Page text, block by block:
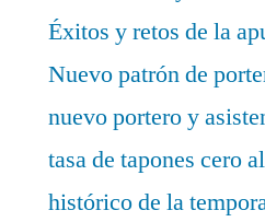
Éxitos y retos de la
Nuevo patrón de
nuevo portero y
tasa de tapones cero
histórico de la